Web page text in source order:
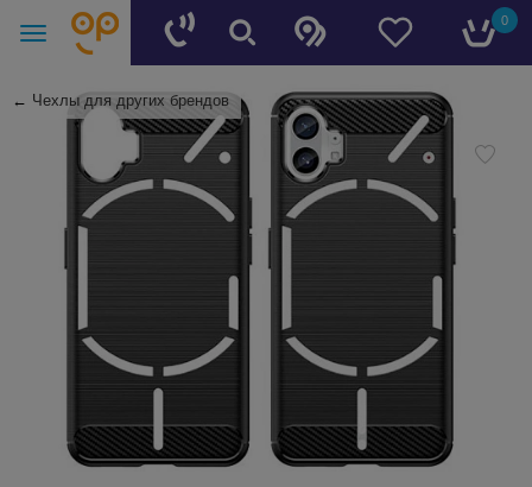
0
← Чехлы для других брендов